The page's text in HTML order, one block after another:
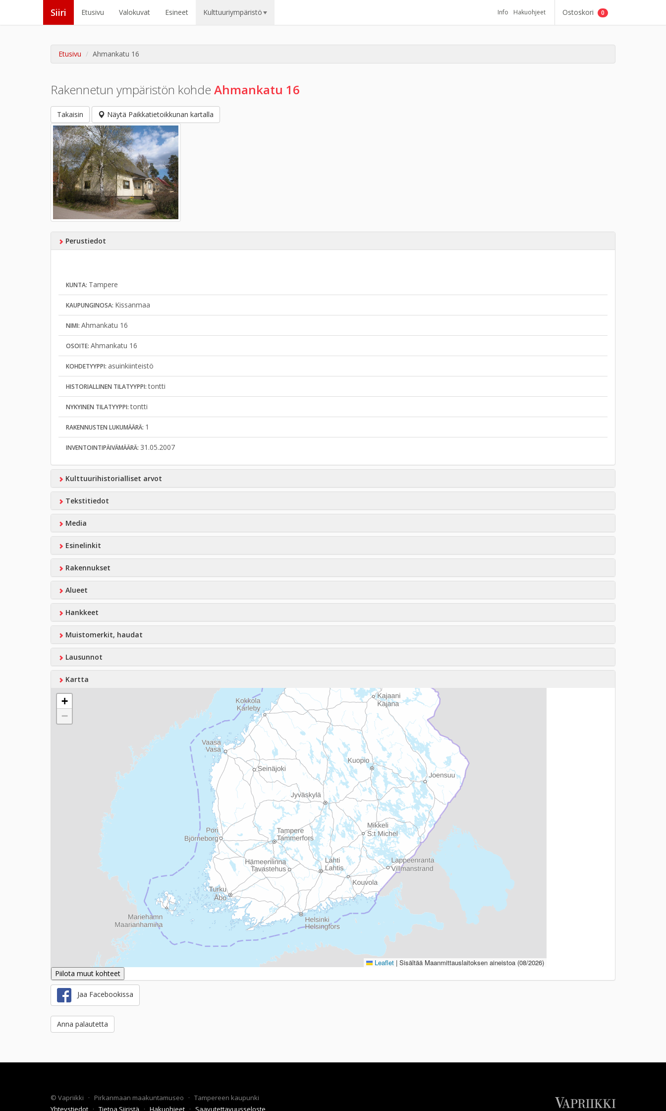
Siiri Etusivu Valokuvat Esineet Kulttuuriympäristö Info Hakuohjeet Ostoskori 0
Etusivu Ahmankatu 16
Rakennetun ympäristön kohde Ahmankatu 16
Takaisin Näytä Paikkatietoikkunan kartalla
Perustiedot
KUNTA: Tampere
KAUPUNGINOSA: Kissanmaa
NIMI: Ahmankatu 16
OSOITE: Ahmankatu 16
KOHDETYYPPI: asuinkiinteistö
HISTORIALLINEN TILATYYPPI:tontti
NYKYINEN TILATYYPPI:tontti
RAKENNUSTEN LUKUMÄÄRÄ: 1
INVENTOINTIPÄIVÄMÄÄRÄ: 31.05.2007
Kulttuurihistorialliset arvot
Tekstitiedot
Media
Esinelinkit
Rakennukset
Alueet
Hankkeet
Muistomerkit, haudat
Lausunnot
Kartta
+
−
Leaflet | Sisältää Maanmittauslaitoksen aineistoa (08/2026)
Piilota muut kohteet
Jaa Facebookissa
Anna palautetta
© Vapriikki · Pirkanmaan maakuntamuseo · Tampereen kaupunki
Yhteystiedot · Tietoa Siiristä · Hakuohjeet · Saavutettavuusseloste